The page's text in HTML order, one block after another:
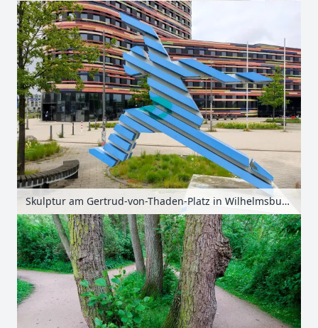
Skulptur am Gertrud-von-Thaden-Platz in Wilhelmsburg, Hamburg, Deutschland